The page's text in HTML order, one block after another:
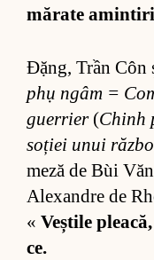
mă­rate
Đặng, Trần
phụ ngâm =
gu­er­rier(Chinh
so­ției unui
meză de Bùi
Ale­xan­dre de
« Veș­tile
ce.